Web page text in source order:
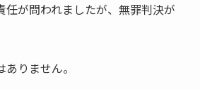
が問われましたが、無罪判決が
りません。